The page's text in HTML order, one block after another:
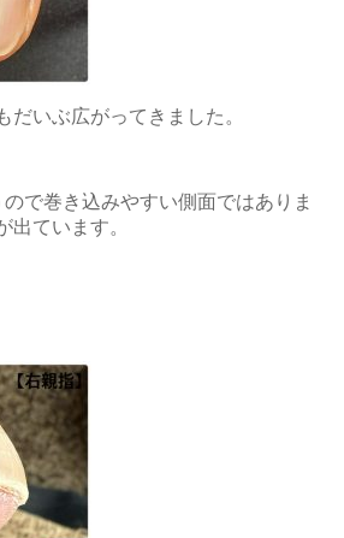
だいぶ広がってきました。
で巻き込みやすい側面ではありま
出ています。